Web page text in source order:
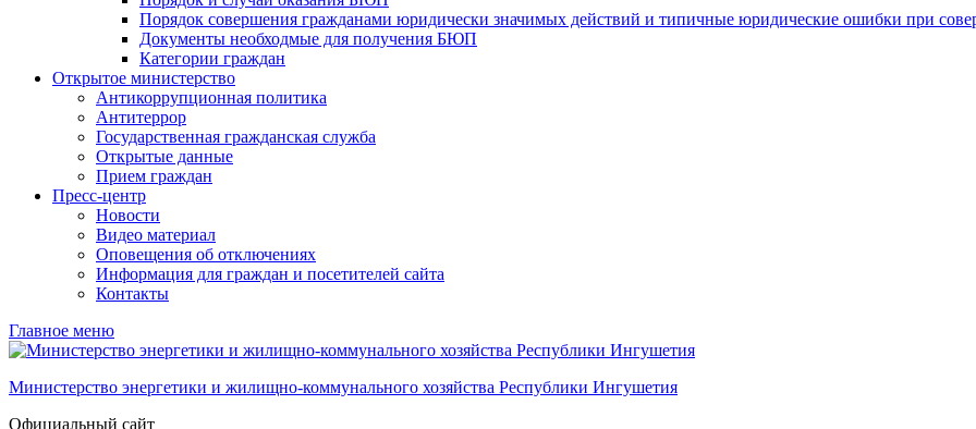
Порядок совершения гражданами юридически значимых действий и типичные юридические ошибки при
Документы необходмые для получения БЮП
Категории граждан
Открытое министерство
Антикоррупционная политика
Антитеррор
Государственная гражданская служба
Открытые данные
Прием граждан
Пресс-центр
Новости
Видео материал
Оповещения об отключениях
Информация для граждан и посетителей сайта
Контакты
Главное меню
Министерство энергетики и жилищно-коммунального хозяйства Республики Ингушетия
Официальный сайт